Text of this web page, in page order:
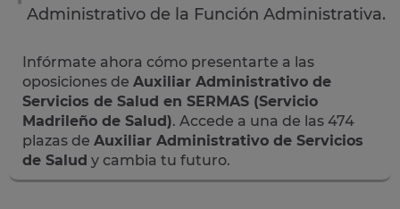
Administrativo de la Función Administrativa.
Infórmate ahora cómo presentarte a las
oposiciones de Auxiliar Administrativo de
Servicios de Salud en SERMAS (Servicio
Madrileño de Salud). Accede a una de las 474
plazas de Auxiliar Administrativo de Servicios
de Salud y cambia tu futuro.